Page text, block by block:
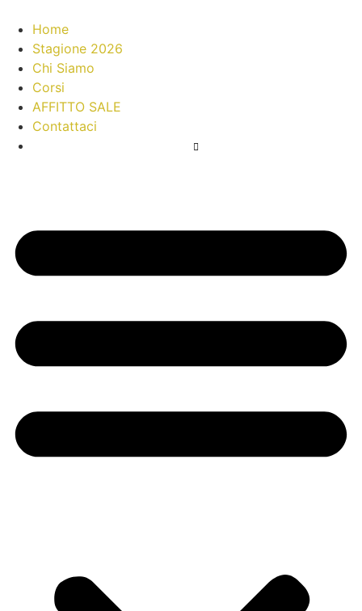
Home
Stagione 2026
Chi Siamo
Corsi
AFFITTO SALE
Contattaci